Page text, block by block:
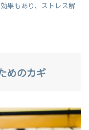
果もあり、ストレス解
めのカギ